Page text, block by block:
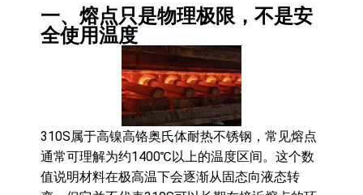
一、熔点只是物理极限，不是安
全使用温度
310S属于高镍高铬奥氏体耐热不锈钢，常见熔点
通常可理解为约1400℃以上的温度区间。这个数
值说明材料在极高温下会逐渐从固态向液态转